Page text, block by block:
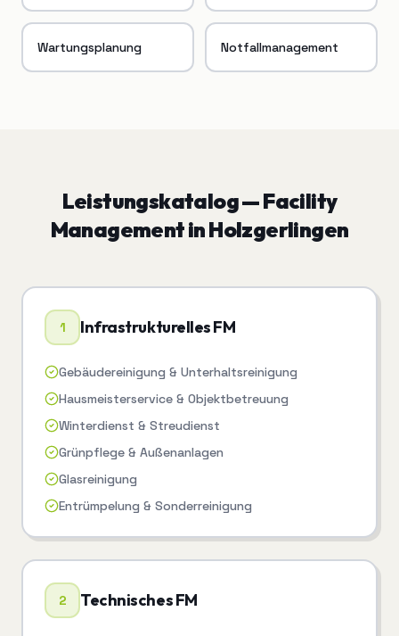
Wartungsplanung Notfallmanagement
Leistungskatalog —Facility
ManagementinHolzgerlingen
1 Infrastrukturelles FM
Gebäudereinigung & Unterhaltsreinigung
Hausmeisterservice & Objektbetreuung
Winterdienst & Streudienst
Grünpflege & Außenanlagen
Glasreinigung
Entrümpelung & Sonderreinigung
2 Technisches FM